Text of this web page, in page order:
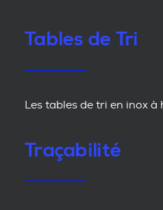
Tables de Tri
Les tables de tri en inox
Traçabilité